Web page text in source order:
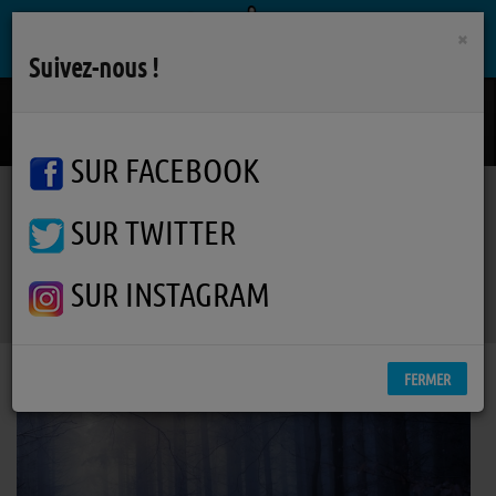
Podcasts Varanger
Varanger
×
Suivez-nous !
SUR FACEBOOK
SUR TWITTER
SUR INSTAGRAM
FERMER